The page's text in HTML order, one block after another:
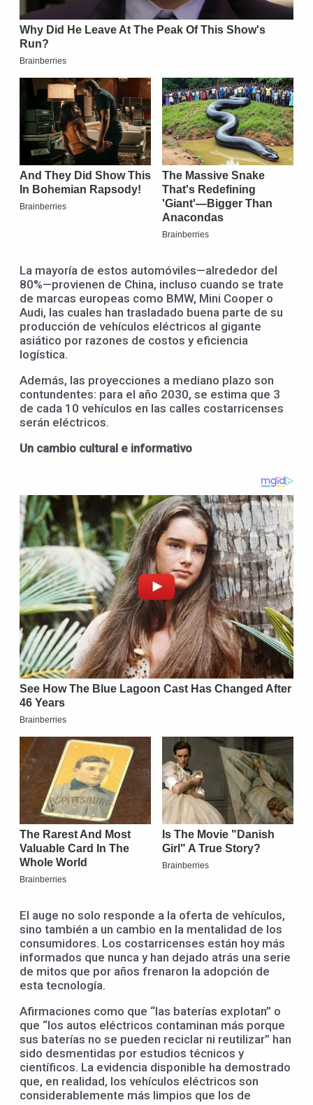
La mayoría de estos automóviles—alrededor del
80%—provienen de China, incluso cuando se trate
de marcas europeas como BMW, Mini Cooper o
Audi, las cuales han trasladado buena parte de su
producción de vehículos eléctricos al gigante
asiático por razones de costos y eficiencia
logística.
Además, las proyecciones a mediano plazo son
contundentes: para el año 2030, se estima que 3
de cada 10 vehículos en las calles costarricenses
serán eléctricos.
Un cambio cultural e informativo
El auge no solo responde a la oferta de vehículos,
sino también a un cambio en la mentalidad de los
consumidores. Los costarricenses están hoy más
informados que nunca y han dejado atrás una serie
de mitos que por años frenaron la adopción de
esta tecnología.
Afirmaciones como que “las baterías explotan” o
que “los autos eléctricos contaminan más porque
sus baterías no se pueden reciclar ni reutilizar” han
sido desmentidas por estudios técnicos y
científicos. La evidencia disponible ha demostrado
que, en realidad, los vehículos eléctricos son
considerablemente más limpios que los de